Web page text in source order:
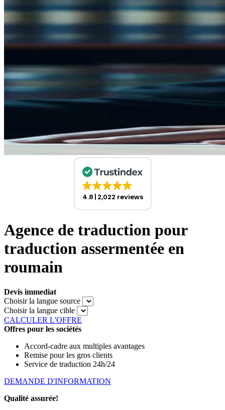
4.8 2,022 reviews
Agence de traduction pour
traduction assermentée en
roumain
Devis immediat
Choisir la langue source
Choisir la langue cible
CALCULER L'OFFRE
Offres pour les sociétés
Accord-cadre aux multiples avantages
Remise pour les gros clients
Service de traduction 24h/24
DEMANDE D'INFORMATION
Qualité assurée!